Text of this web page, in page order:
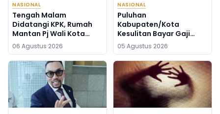
NASIONAL
Tengah Malam
Didatangi KPK, Rumah
Mantan Pj Wali Kota
Digeledah, Empat Koper
Dibawa
06 Agustus 2026
NASIONAL
Puluhan
Kabupaten/Kota
Kesulitan Bayar Gaji
PPPK, Inikah Solusinya?
05 Agustus 2026